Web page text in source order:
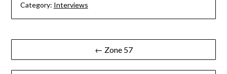
Category: Interviews
Navigation
de
← Zone 57